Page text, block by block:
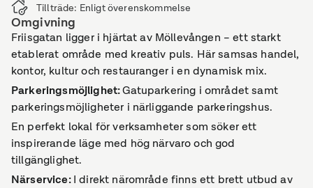
Tillträde: Enligt överenskommelse
Omgivning
Friisgatan ligger i hjärtat av Möllevången – ett starkt
etablerat område med kreativ puls. Här samsas handel,
kontor, kultur och restauranger i en dynamisk mix.
Parkeringsmöjlighet:Gatuparkering i området samt
parkeringsmöjligheter i närliggande parkeringshus.
En perfekt lokal för verksamheter som söker ett
inspirerande läge med hög närvaro och god
tillgänglighet.
Närservice:I direkt närområde finns ett brett utbud av